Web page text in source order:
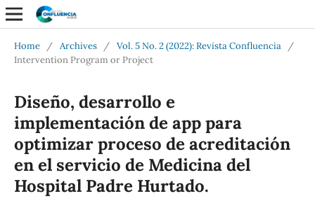
Home / Archives / Vol. 5 No. 2 (2022): Revista Confluencia
/
Intervention Program or Project
Diseño, desarrollo e
implementación de app para
optimizar proceso de acreditación
en el servicio de Medicina del
Hospital Padre Hurtado.